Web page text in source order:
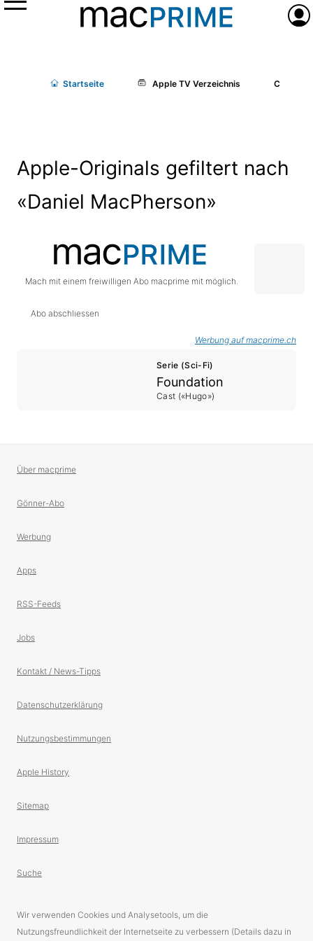
Menü
Startseite Apple TV Verzeichnis Cast/
Apple-Originals gefiltert nach
«Daniel MacPherson»
Mach mit einem freiwilligen Abo macprime mit möglich.
Abo abschliessen
Werbung auf macprime.ch
Serie (Sci-Fi)
Foundation
Cast («Hugo»)
Über macprime
Gönner-Abo
Werbung
Apps
RSS-Feeds
Jobs
Kontakt / News-Tipps
Datenschutzerklärung
Nutzungsbestimmungen
Apple History
Sitemap
Impressum
Suche
Wir verwenden Cookies und Analysetools, um die
Nutzungsfreundlichkeit der Internetseite zu verbessern (Details dazu in